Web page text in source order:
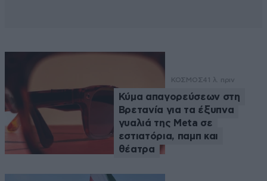
ΚΟΣΜΟΣ41 λ. πριν
Κύμα απαγορεύσεων στη
Βρετανία για τα έξυπνα
γυαλιά της Meta σε
εστιατόρια, παμπ και
θέατρα